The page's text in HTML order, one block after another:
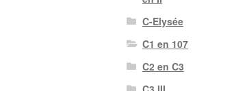
C-Elysée
C1 en 107
C2 en C3